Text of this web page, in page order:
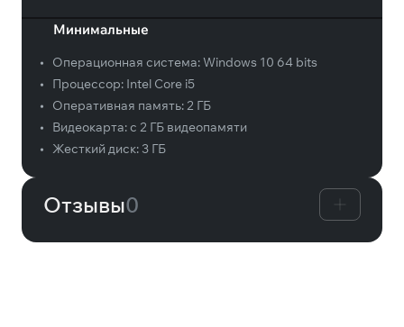
Минимальные
• Операционная система:Windows 10 64 bits
•
Процессор: Intel Core i5
•
Оперативная память:2 ГБ
•
Видеокарта:с 2 ГБ видеопамяти
•
Жесткий диск: 3 ГБ
Отзывы0